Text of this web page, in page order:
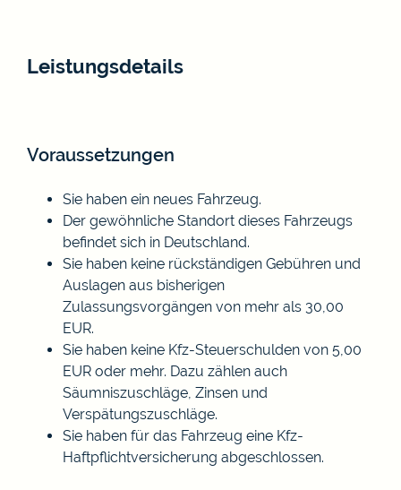
Leistungsdetails
Voraussetzungen
Sie haben ein neues Fahrzeug.
Der gewöhnliche Standort dieses Fahrzeugs
befindet sich in Deutschland.
Sie haben keine rückständigen Gebühren und
Auslagen aus bisherigen
Zulassungsvorgängen von mehr als 30,00
EUR.
Sie haben keine Kfz-Steuerschulden von 5,00
EUR oder mehr. Dazu zählen auch
Säumniszuschläge, Zinsen und
Verspätungszuschläge.
Sie haben für das Fahrzeug eine Kfz-
Haftpflichtversicherung abgeschlossen.